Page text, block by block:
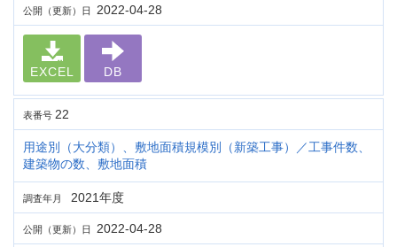
公開（更新）日 2022-04-28
EXCEL DB
表番号 22
用途別（大分類）、敷地面積規模別（新築工事）／工事件数、
建築物の数、敷地面積
調査年月 2021年度
公開（更新）日 2022-04-28